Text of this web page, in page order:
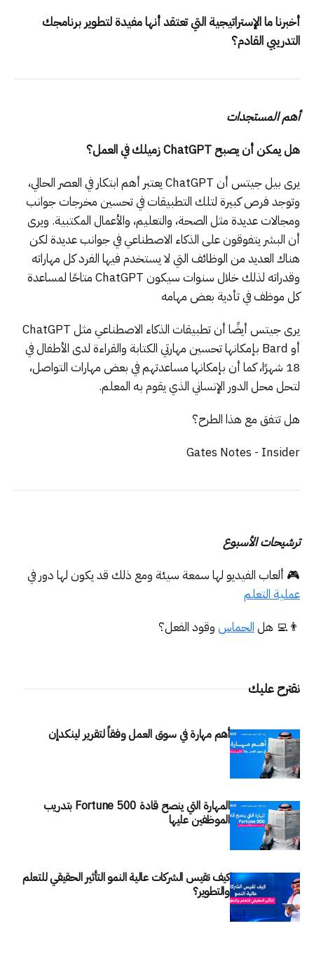
أخبرنا ما الإستراتيجية التي تعتقد أنها مفيدة لتطوير برنامجك
التدريبي القادم؟
أهم المستجدات
هل يمكن أن يصبح ChatGPT زميلك في العمل؟
يرى بيل جيتس أن ChatGPT يعتبر أهم ابتكار في العصر الحالي،
وتوجد فرص كبيرة لتلك التطبيقات في تحسين مخرجات جوانب
ومجالات عديدة مثل الصحة، والتعليم، والأعمال المكتبية. ويرى
أن البشر يتفوقون على الذكاء الاصطناعي في جوانب عديدة لكن
هناك العديد من الوظائف التي لا يستخدم فيها الفرد كل مهاراته
وقدراته لذلك خلال سنوات سيكون ChatGPT متاحًا لمساعدة
كل موظف في تأدية بعض مهامه
يرى جيتس أيضًا أن تطبيقات الذكاء الاصطناعي مثل ChatGPT
أو Bard بإمكانها تحسين مهارتي الكتابة والقراءة لدى الأطفال في
18 شهرًا، كما أن بإمكانها مساعدتهم في بعض مهارات التواصل،
لتحل محل الدور الإنساني الذي يقوم به المعلم.
هل تتفق مع هذا الطرح؟
Gates Notes - Insider
ترشيحات الأسبوع
🎮 ألعاب الفيديو لها سمعة سيئة ومع ذلك قد يكون لها دور في
عملية التعلم
👨‍💻 هلالحماس وقود الفعل؟
نقترح عليك
أهم مهارة في سوق العمل وفقاً لتقرير لينكدإن
المهارة التي ينصح قادة Fortune 500 بتدريب
الموظفين عليها
كيف تقيس الشركات عالية النمو التأثير الحقيقي للتعلم
والتطوير؟